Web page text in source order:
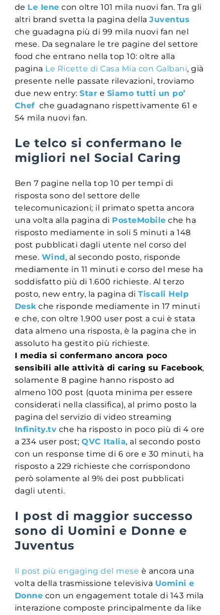
de Le Iene con oltre 101 mila nuovi fan. Tra gli
altri brand svetta la pagina dellaJuventus
che guadagna più di 99 mila nuovi fan nel
mese. Da segnalare le tre pagine del settore
food che entrano nella top 10: oltre alla
pagina Le Ricette di Casa Mia con Galbani, già
presente nelle passate rilevazioni, troviamo
due new entry:Star e Siamo tutti un po’
Chef che guadagnano rispettivamente 61 e
54 mila nuovi fan.
Le telco si confermano le
migliori nel Social Caring
Ben 7 pagine nella top 10 per tempi di
risposta sono del settore delle
telecomunicazioni; il primato spetta ancora
una volta alla pagina di PosteMobile che ha
risposto mediamente in soli 5 minuti a 148
post pubblicati dagli utente nel corso del
mese. Wind, al secondo posto, risponde
mediamente in 11 minuti e corso del mese ha
soddisfatto più di 1.600 richieste. Al terzo
posto, new entry, la pagina diTiscali Help
Desk che risponde mediamente in 17 minuti
e che, con oltre 1.900 user post a cui è stata
data almeno una risposta, è la pagina che in
assoluto ha gestito più richieste.
I media si confermano ancora poco
sensibili alle attività di caring su Facebook,
solamente 8 pagine hanno risposto ad
almeno 100 post (quota minima per essere
considerati nella classifica), al primo posto la
pagina del servizio di video streaming
Infinity.tv che ha risposto in poco più di 4 ore
a 234 user post;QVC Italia, al secondo posto
con un response time di 6 ore e 30 minuti, ha
risposto a 229 richieste che corrispondono
però solamente al 9% dei post pubblicati
dagli utenti.
I post di maggior successo
sono di Uomini e Donne e
Juventus
Il post più engaging del mese è ancora una
volta della trasmissione televisiva Uomini e
Donne con un engagement totale di 143 mila
interazione composte principalmente da like